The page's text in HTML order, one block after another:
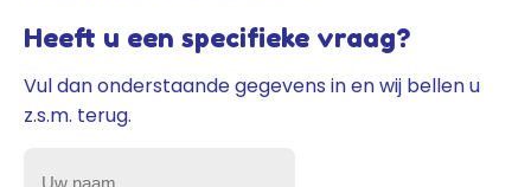
Heeft u een specifieke vraag?
Vul dan onderstaande gegevens in en wij bellen u
z.s.m. terug.
Uw